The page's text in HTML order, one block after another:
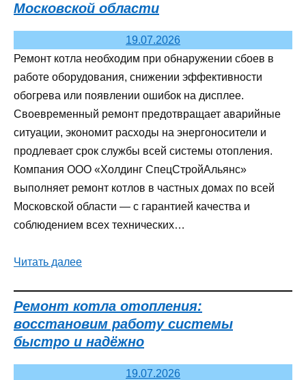
Московской области
19.07.2026
Ремонт котла необходим при обнаружении сбоев в
работе оборудования, снижении эффективности
обогрева или появлении ошибок на дисплее.
Своевременный ремонт предотвращает аварийные
ситуации, экономит расходы на энергоносители и
продлевает срок службы всей системы отопления.
Компания ООО «Холдинг СпецСтройАльянс»
выполняет ремонт котлов в частных домах по всей
Московской области — с гарантией качества и
соблюдением всех технических…
Читать далее
Ремонт котла отопления:
восстановим работу системы
быстро и надёжно
19.07.2026